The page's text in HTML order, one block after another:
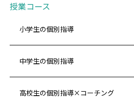
授業コース
小学生の個別指導
中学生の個別指導
高校生の個別指導×コーチング